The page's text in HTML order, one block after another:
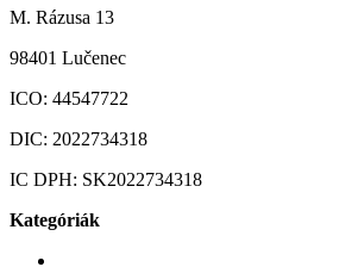
M. Rázusa 13
98401 Lučenec
ICO: 44547722
DIC: 2022734318
IC DPH: SK2022734318
Kategóriák